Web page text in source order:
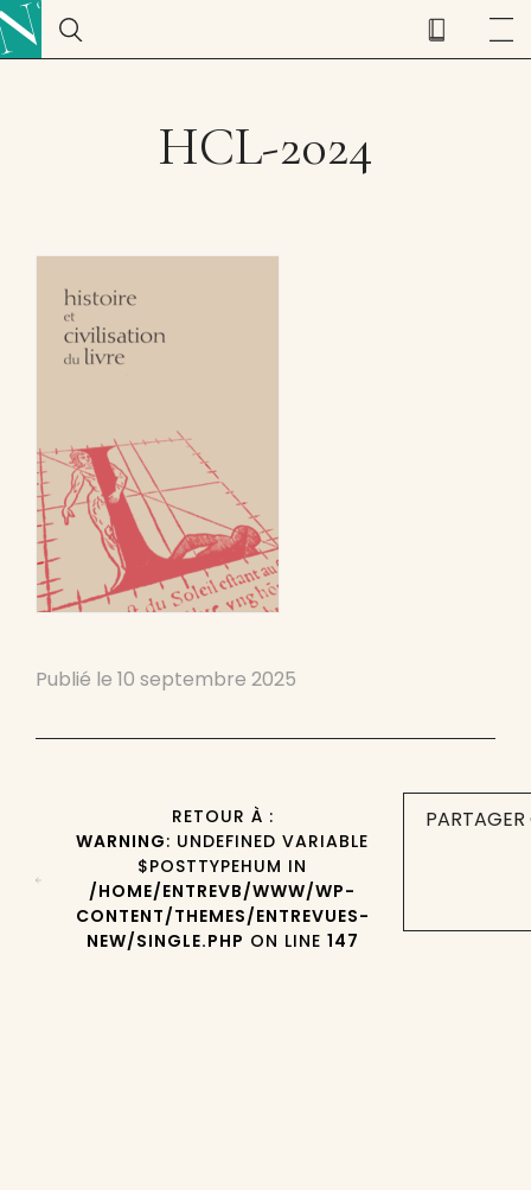
HCL-2024
Publié le 10 septembre 2025
RETOUR À :
WARNING: UNDEFINED VARIABLE
$POSTTYPEHUM IN
/HOME/ENTREVB/WWW/WP-
CONTENT/THEMES/ENTREVUES-
NEW/SINGLE.PHP ON LINE 147